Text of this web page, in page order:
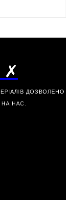
✗
ДОЗВОЛЕНО
НАС.